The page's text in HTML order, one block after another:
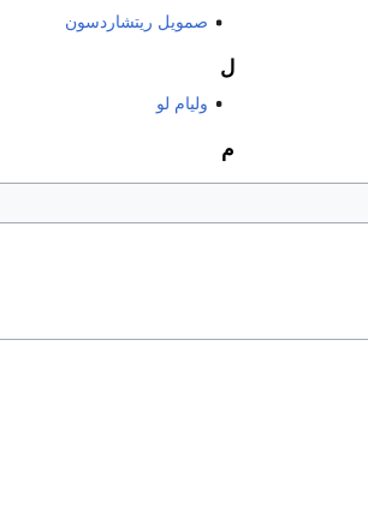
صمويل ريتشاردسون
ل
وليام لو
م